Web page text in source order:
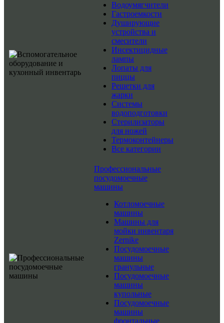
Водоумягчители
Гастроемкости
Душирующие
устройства и
смесители
Инсектицидные
лампы
Лопаты для
пиццы
Решетки для
жарки
Системы
водоподготовки
Стерилизаторы
для ножей
Термоконтейнеры
Все категории
Профессиональные
посудомоечные
машины
Котломоечные
машины
Машины для
мойки инвентаря
Zernike
Посудомоечные
машины
гранульные
Посудомоечные
машины
купольные
Посудомоечные
машины
фронтальные